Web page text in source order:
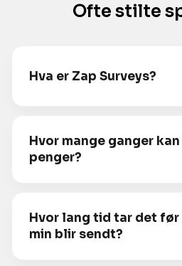
Ofte stilte
Hva er Zap Surveys?
Hvor mange ganger
penger?
Hvor lang tid tar det
min blir sendt?